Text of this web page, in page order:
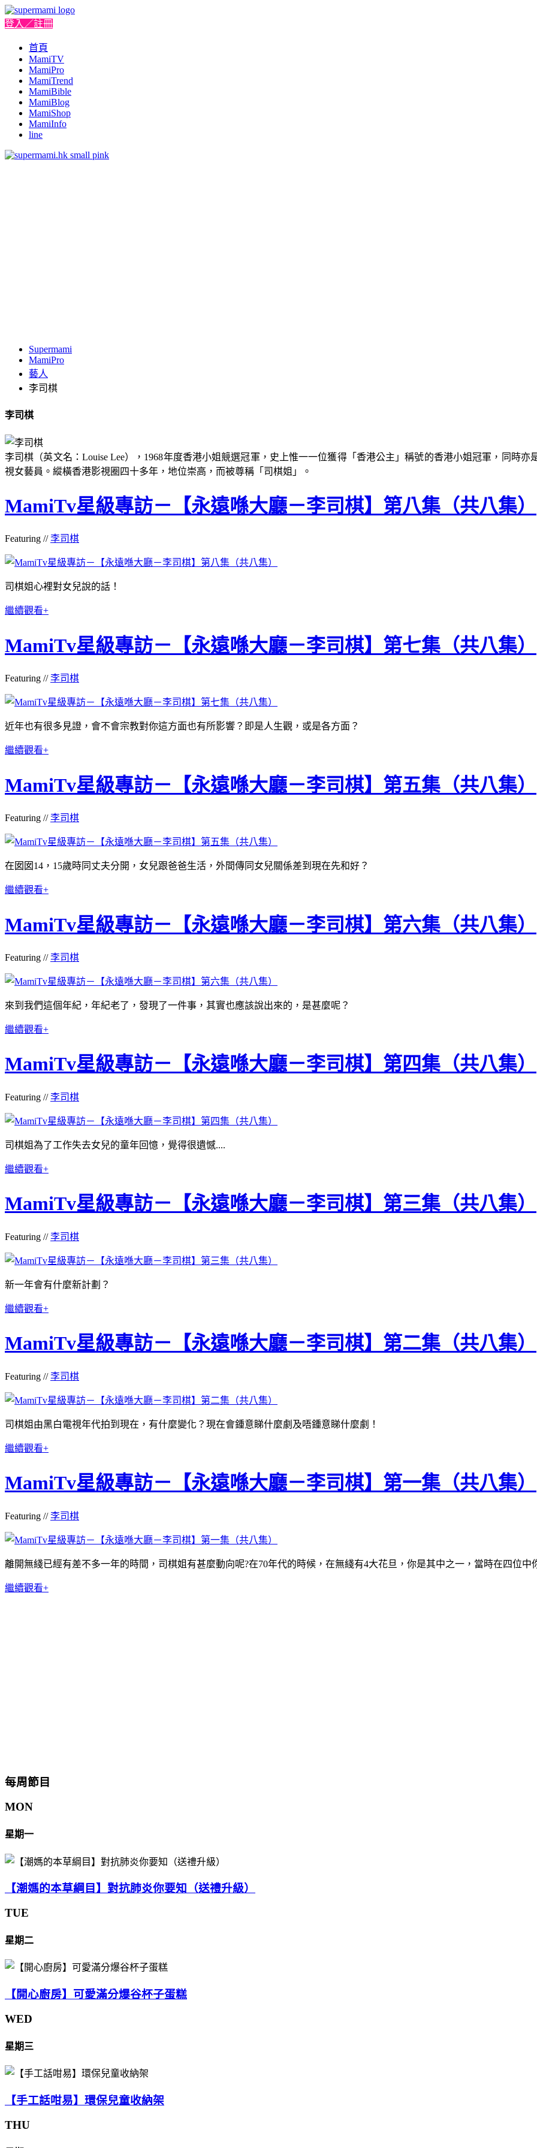
登入／註冊
首頁
MamiTV
MamiPro
MamiTrend
MamiBible
MamiBlog
MamiShop
MamiInfo
line
Supermami
MamiPro
藝人
李司棋
李司棋
李司棋（英文名：Louise Lee），1968年度香港小姐競選冠軍，史上惟一一位獲得「香港公主」稱號的香港小姐冠軍，同時
視女藝員。縱橫香港影視圈四十多年，地位崇高，而被尊稱「司棋姐」。
MamiTv星級專訪－【永遠喺大廳－李司棋】第八集（共八集）
Featuring //李司棋
司棋姐心裡對女兒說的話！
繼續觀看+
MamiTv星級專訪－【永遠喺大廳－李司棋】第七集（共八集）
Featuring //李司棋
近年也有很多見證，會不會宗教對你這方面也有所影響？即是人生觀，或是各方面？
繼續觀看+
MamiTv星級專訪－【永遠喺大廳－李司棋】第五集（共八集）
Featuring //李司棋
在囡囡14，15歲時同 丈夫分開，女兒跟爸爸生活，外間傳同女兒關係差到現在先和好？
繼續觀看+
MamiTv星級專訪－【永遠喺大廳－李司棋】第六集（共八集）
Featuring //李司棋
來到我們這個年紀，年紀老了，發現了一件事，其實也應該說出來的，是甚麼呢？
繼續觀看+
MamiTv星級專訪－【永遠喺大廳－李司棋】第四集（共八集）
Featuring //李司棋
司棋姐為了工作失去女兒的童年回憶，覺得很遺憾....
繼續觀看+
MamiTv星級專訪－【永遠喺大廳－李司棋】第三集（共八集）
Featuring //李司棋
新一年會有什麼新計劃？
繼續觀看+
MamiTv星級專訪－【永遠喺大廳－李司棋】第二集（共八集）
Featuring //李司棋
司棋姐由黑白電視年代拍到現在，有什麼變化？現在會鍾意睇什麼劇及唔鍾意睇什麼劇！
繼續觀看+
MamiTv星級專訪－【永遠喺大廳－李司棋】第一集（共八集）
Featuring //李司棋
離開無綫已經有差不多一年的時間，司棋姐有甚麼動向呢?在70年代的時候，在無綫有4大花旦，你是其中之一，當時在四位中
繼續觀看+
每周節目
MON
星期一
【潮媽的本草綱目】對抗肺炎你要知（送禮升級）
TUE
星期二
【開心廚房】可愛滿分爆谷杯子蛋糕
WED
星期三
【手工話咁易】環保兒童收納架
THU